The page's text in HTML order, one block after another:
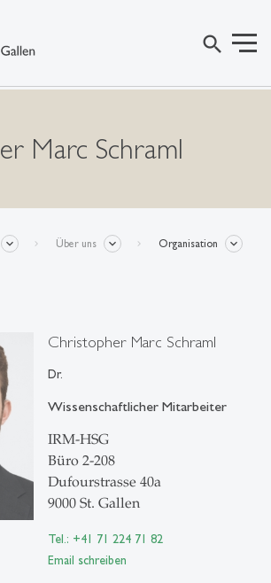
search
Marc Schraml
Über uns Organisation
Christopher Marc Schraml
Dr.
Wissenschaftlicher Mitarbeiter
IRM-HSG
Büro 2-208
Dufourstrasse 40a
9000 St. Gallen
Tel.: +41 71 224 71 82
Email schreiben